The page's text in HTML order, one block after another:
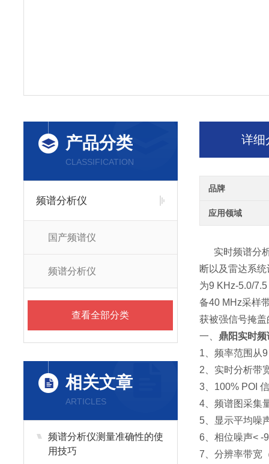
产品分类
CLASSIFICATION
频谱分析仪
国产频谱仪
频谱分析仪
查看全部分类
相关文章
ARTICLES
频谱分析仪测量准确性的使
用技巧
详细
品牌
应用领域
实时频谱分析
断以及雷达系
为9 KHz-5.0/
备40 MHz采样
获被强信号掩
一、 鼎阳实时
1、频率范围从
2、实时分析带
3、100% POI
4、频谱图采集
5、显示平均噪
6、相位噪声< -
7、分辨率带宽